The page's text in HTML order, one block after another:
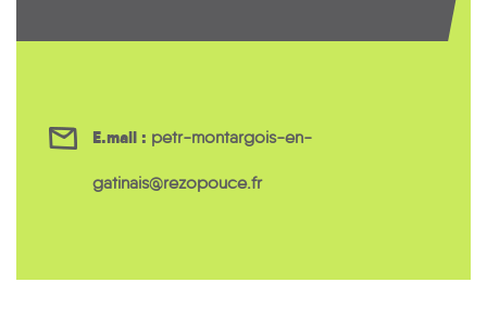
E.mail : petr-montargois-en-
gatinais@rezopouce.fr